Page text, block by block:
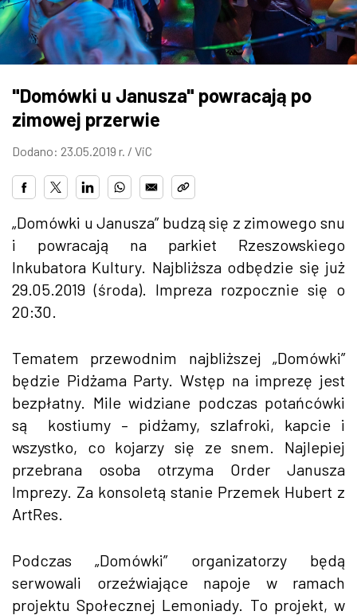
ZDJĘCIA
W RZESZOWIE
"Domówki u Janusza" powracają po
zimowej przerwie
Dodano: 23.05.2019 r. / ViC
„Domówki u Janusza” budzą się z zimowego snu
i powracają na parkiet Rzeszowskiego
Inkubatora Kultury. Najbliższa odbędzie się już
29.05.2019 (środa). Impreza rozpocznie się o
20:30.
Tematem przewodnim najbliższej „Domówki”
będzie Pidżama Party. Wstęp na imprezę jest
bezpłatny. Mile widziane podczas potańcówki
są kostiumy – pidżamy, szlafroki, kapcie i
wszystko, co kojarzy się ze snem. Najlepiej
przebrana osoba otrzyma Order Janusza
Imprezy. Za konsoletą stanie Przemek Hubert z
ArtRes.
Podczas „Domówki” organizatorzy będą
serwowali orzeźwiające napoje w ramach
projektu Społecznej Lemoniady. To projekt, w